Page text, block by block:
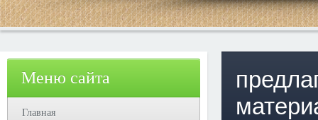
Меню сайта
Главная